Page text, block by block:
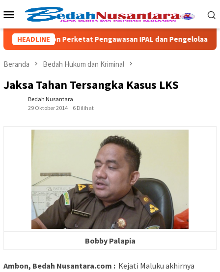
ke
Menu
Mobile
HEADLINE
Ambon Perketat Pengawasan IPAL dan Pengelolaan Sampah
Beranda Bedah Hukum dan Kriminal
Jaksa Tahan Tersangka Kasus LKS
Bedah Nusantara
29 Oktober 2014
6 Dilihat
Bobby Palapia
Ambon, Bedah Nusantara.com : Kejati Maluku akhirnya